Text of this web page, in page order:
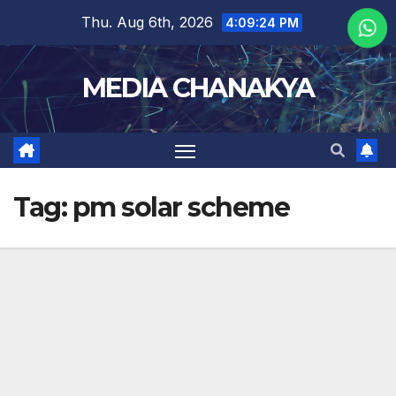
Thu. Aug 6th, 2026 4:09:25 PM
MEDIA CHANAKYA
Tag: pm solar scheme